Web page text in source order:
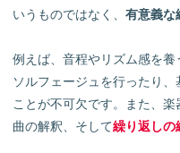
いうものではなく、 有意義な
例えば、音程やリズム感を養
ソルフェージュを行ったり
ことが不可欠です。また、
曲の解釈、そして繰り返しの